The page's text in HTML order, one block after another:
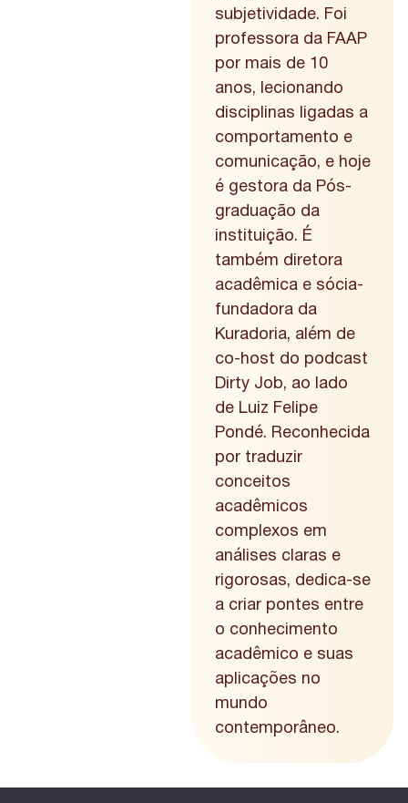
subjetividade. Foi
professora da FAAP
por mais de 10
anos, lecionando
disciplinas ligadas a
comportamento e
comunicação, e hoje
é gestora da Pós-
graduação da
instituição. É
também diretora
acadêmica e sócia-
fundadora da
Kuradoria, além de
co-host do podcast
Dirty Job, ao lado
de Luiz Felipe
Pondé. Reconhecida
por traduzir
conceitos
acadêmicos
complexos em
análises claras e
rigorosas, dedica-se
a criar pontes entre
o conhecimento
acadêmico e suas
aplicações no
mundo
contemporâneo.